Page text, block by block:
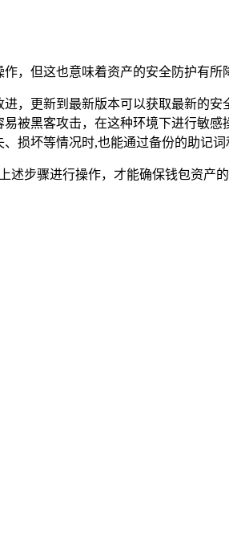
，但这也意味着资产的安全防护有所
，更新到最新版本可以获取最新的
被黑客攻击，在这种环境下进行敏
损坏等情况时,也能通过备份的助记词
步骤进行操作，才能确保钱包资产